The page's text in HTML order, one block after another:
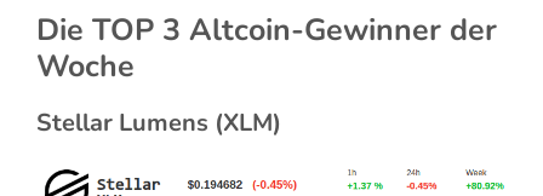
Die TOP 3 Altcoin-Gewinner der
Woche
Stellar Lumens (XLM)